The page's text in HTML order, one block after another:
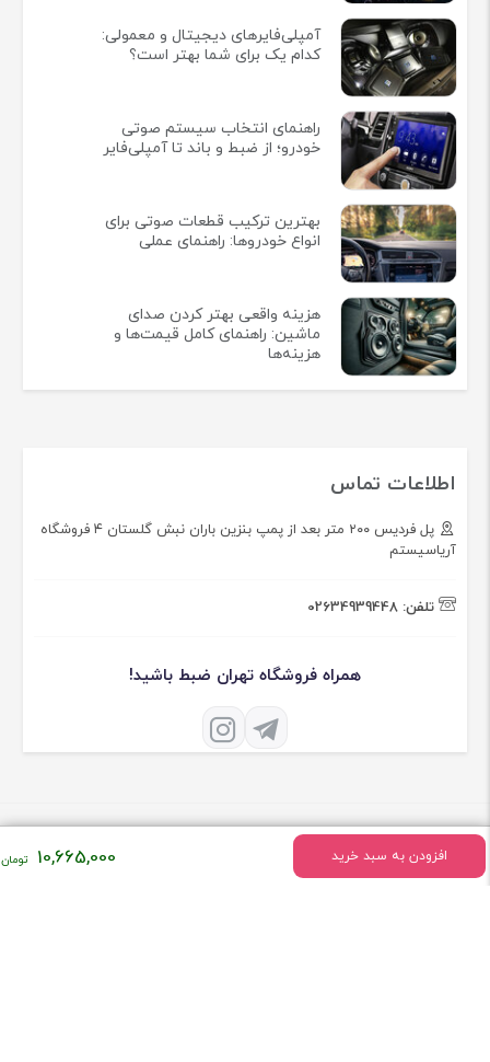
افزودن به سبد خرید 10,665,000
آمپلی‌فایرهای دیجیتال و معمولی:
کدام یک برای شما بهتر است؟
راهنمای انتخاب سیستم صوتی
خودرو؛ از ضبط و باند تا آمپلی‌فایر
بهترین ترکیب قطعات صوتی برای
انواع خودروها: راهنمای عملی
هزینه واقعی بهتر کردن صدای
ماشین: راهنمای کامل قیمت‌ها و
هزینه‌ها
اطلاعات تماس
پل فردیس ۲۰۰ متر بعد از پمپ بنزین باران نبش گلستان ۴ فروشگاه
آریاسیستم
تلفن: 02634939448
همراه فروشگاه تهران ضبط باشید!
درباره فروشگاه تهران ضبط